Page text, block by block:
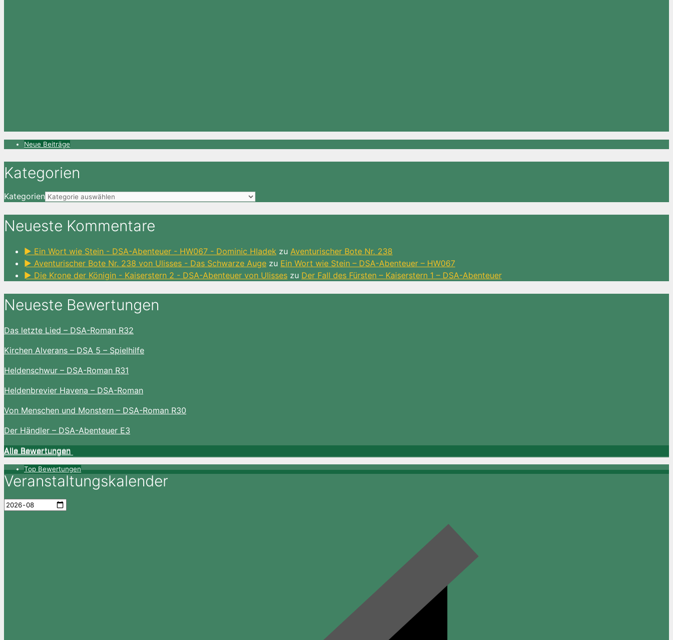
Neue Beiträge
Kategorien
Kategorien
Neueste Kommentare
► Ein Wort wie Stein - DSA-Abenteuer - HW067 - Dominic Hladek zu Aventurischer Bote Nr. 238
► Aventurischer Bote Nr. 238 von Ulisses - Das Schwarze Auge zu Ein Wort wie Stein – DSA-Abenteuer – HW067
► Die Krone der Königin - Kaiserstern 2 - DSA-Abenteuer von Ulisses zu Der Fall des Fürsten – Kaiserstern 1 – DSA-Abenteuer
Neueste Bewertungen
Das letzte Lied – DSA-Roman R32
Kirchen Alverans – DSA 5 – Spielhilfe
Heldenschwur – DSA-Roman R31
Heldenbrevier Havena – DSA-Roman
Von Menschen und Monstern – DSA-Roman R30
Der Händler – DSA-Abenteuer E3
Alle Bewertungen
Top Bewertungen
Alle Bewertungen
Veranstaltungskalender